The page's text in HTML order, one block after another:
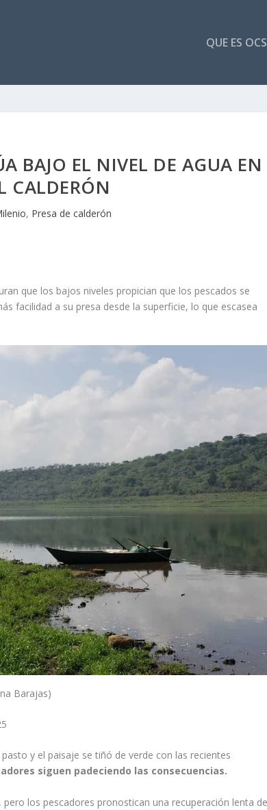
QUE ES
BAJO EL NIVEL DE AGUA EN
CALDERÓN
, Presa de calderón
que los bajos niveles propician que los pescados se
facilidad a su presa desde la superficie, lo que escasea
Barajas)
y el paisaje se tiñó de verde con las recientes
siguen padeciendo las consecuencias.
los pescadores pronostican una recuperación lenta